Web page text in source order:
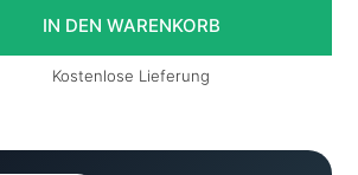
Kostenlose Lieferung